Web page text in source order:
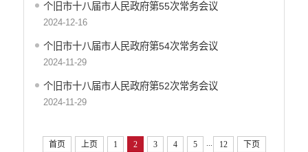
个旧市十八届市人民政府第55次常务会议
2024-12-16
个旧市十八届市人民政府第54次常务会议
2024-11-29
个旧市十八届市人民政府第52次常务会议
2024-11-29
首页 上页 1 2 3 4 5 ... 12 下页